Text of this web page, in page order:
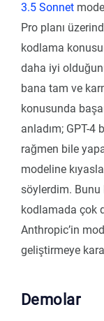
3.5 Sonnet
Pro planı
kodlama
daha iyi
bana tam ve
konusunda
anladım; GPT-4
rağmen bile
modeline
söylerdim. Bunu
kodlamada çok
Anthropic’in
geliştirmeye
Demolar